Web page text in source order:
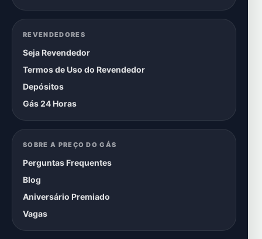
REVENDEDORES
Seja Revendedor
Termos de Uso do Revendedor
Depósitos
Gás 24 Horas
SOBRE A PREÇO DO GÁS
Perguntas Frequentes
Blog
Aniversário Premiado
Vagas